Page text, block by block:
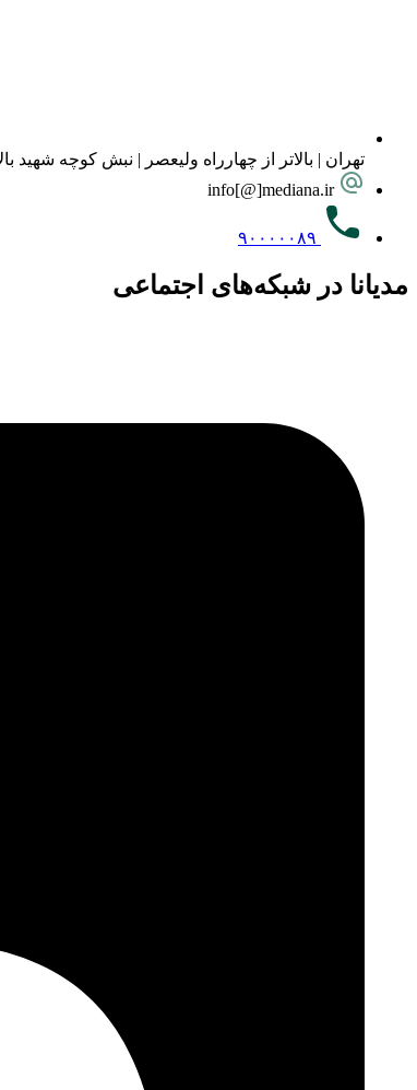
تهران | بالاتر از چهارراه ولیعصر | نبش کوچه شهید بالاور
info[@]mediana.ir
۹۰۰۰۰۰۸۹
مدیانا در شبکه‌های اجتماعی